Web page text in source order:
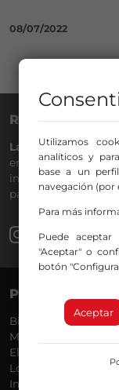
08/07/2022
RADIO
La Gran Familia
emisora de Bilbao
información a
participación de los
PROGRAMAS
Bilbosport
Más Música
El Madrugador
Lo Más Nuevo
Informativos
Utilizamos
analíticos y
base a un
navegación (por
Para más
Puede
"Aceptar" o
botón
Aceptar